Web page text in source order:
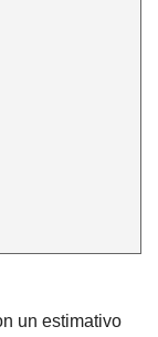
un estimativo